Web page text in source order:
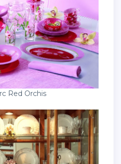
Red Orchis